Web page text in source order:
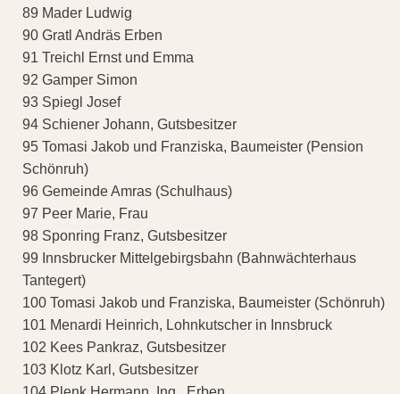
89 Mader Ludwig
90 Gratl Andräs Erben
91 Treichl Ernst und Emma
92 Gamper Simon
93 Spiegl Josef
94 Schiener Johann, Gutsbesitzer
95 Tomasi Jakob und Franziska, Baumeister (Pension
Schönruh)
96 Gemeinde Amras (Schulhaus)
97 Peer Marie, Frau
98 Sponring Franz, Gutsbesitzer
99 Innsbrucker Mittelgebirgsbahn (Bahnwächterhaus
Tantegert)
100 Tomasi Jakob und Franziska, Baumeister (Schönruh)
101 Menardi Heinrich, Lohnkutscher in Innsbruck
102 Kees Pankraz, Gutsbesitzer
103 Klotz Karl, Gutsbesitzer